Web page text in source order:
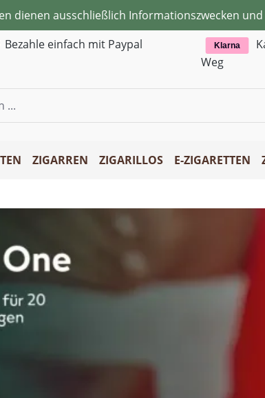
dienen ausschließlich Informationszwecken
Bezahle einfach mit Paypal Klarna
Weg
ZIGARREN ZIGARILLOS E-ZIGARETTEN